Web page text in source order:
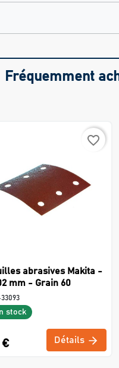
Fréquemment
favorite_border
abrasives Makita -
mm - Grain 60
33093
stock
€ Détails